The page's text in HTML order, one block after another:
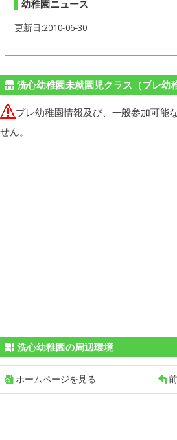
幼稚園ニュース
更新日:2010-06-30
洗心幼稚園未就園児クラス（プレ幼
プレ幼稚園情報及び、一般参加可能
せん。
洗心幼稚園の周辺環境
ホームページを見る